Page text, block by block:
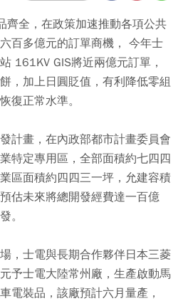
全，在政策加速推動各項公共
百多億元的訂單商機， 今年士
161KV GIS將近兩億元訂單，
，加上日圓貶值，有利降低零組
復正常水準。
計畫，在內政部都市計畫委員會
特定專用區，全部面積約七四四
區面積約四四三一坪，允建容積
估未來將總開發經費達一百億
。
，士電與長期合作夥伴日本三菱
予士電大陸常州廠，生產啟動馬
電裝品，該廠預計六月量產，